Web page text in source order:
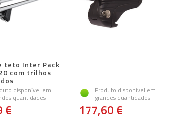
teto Inter Pack
com trilhos
disponível em
quantidades
€
Produto disponível em
grandes quantidades
177,60 €